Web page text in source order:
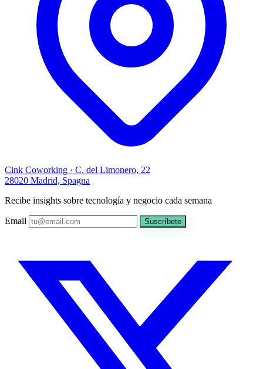
Cink Coworking · C. del Limonero, 22
28020 Madrid, Spagna
Recibe insights sobre tecnología y negocio cada semana
Email Suscríbete